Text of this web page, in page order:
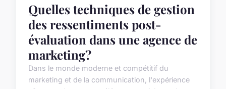
Quelles techniques de gestion
des ressentiments post-
évaluation dans une agence de
marketing?
Dans le monde moderne et compétitif du
marketing et de la communication, l'expérience